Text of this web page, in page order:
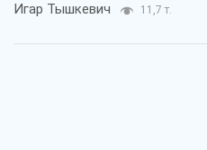
Игар Тышкевич 11,7 т.